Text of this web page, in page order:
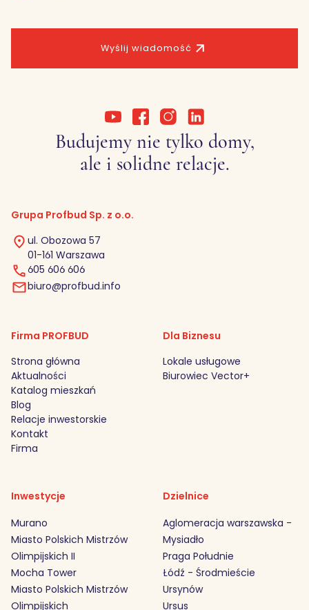
Wyślij wiadomość
Budujemy nie tylko domy,
ale i solidne relacje.
Grupa Profbud Sp. z o.o.
ul. Obozowa 57
01-161 Warszawa
605 606 606
biuro@profbud.info
Firma PROFBUD
Strona główna
Aktualności
Katalog mieszkań
Blog
Relacje inwestorskie
Kontakt
Firma
Dla Biznesu
Lokale usługowe
Biurowiec Vector+
Inwestycje
Murano
Miasto Polskich Mistrzów
Olimpijskich II
Mocha Tower
Miasto Polskich Mistrzów
Olimpijskich
Dzielnice
Aglomeracja warszawska -
Mysiadło
Praga Południe
Łódź - Środmieście
Ursynów
Ursus